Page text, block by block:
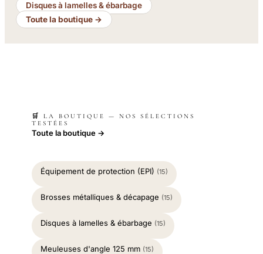
Disques à lamelles & ébarbage
Toute la boutique →
🛒 LA BOUTIQUE — NOS SÉLECTIONS
TESTÉES
Toute la boutique →
Équipement de protection (EPI) (15)
Brosses métalliques & décapage (15)
Disques à lamelles & ébarbage (15)
Meuleuses d'angle 125 mm (15)